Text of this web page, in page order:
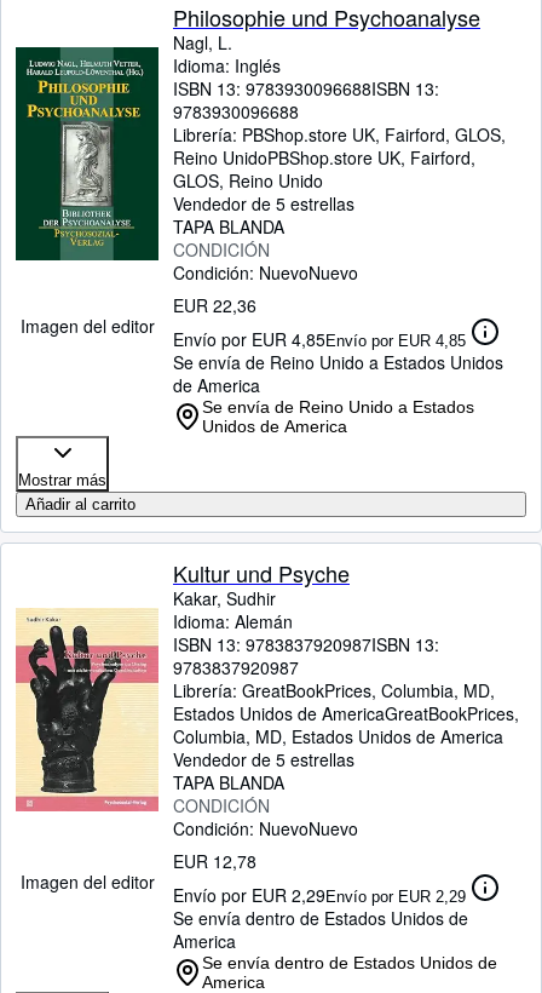
Imagen del editor
Philosophie und Psychoanalyse
Nagl, L.
Idioma: Inglés
ISBN 13: 9783930096688ISBN 13:
9783930096688
Librería: PBShop.store UK, Fairford, GLOS,
Reino UnidoPBShop.store UK, Fairford,
GLOS, Reino Unido
Vendedor de 5 estrellas
TAPA BLANDA
CONDICIÓN
Condición: NuevoNuevo
EUR 22,36
Envío por EUR 4,85Envío por EUR 4,85
Se envía de Reino Unido a Estados Unidos
de America
Se envía de Reino Unido a Estados
Unidos de America
Mostrar más
Añadir al carrito
Imagen del editor
Kultur und Psyche
Kakar, Sudhir
Idioma: Alemán
ISBN 13: 9783837920987ISBN 13:
9783837920987
Librería: GreatBookPrices, Columbia, MD,
Estados Unidos de AmericaGreatBookPrices,
Columbia, MD, Estados Unidos de America
Vendedor de 5 estrellas
TAPA BLANDA
CONDICIÓN
Condición: NuevoNuevo
EUR 12,78
Envío por EUR 2,29Envío por EUR 2,29
Se envía dentro de Estados Unidos de
America
Se envía dentro de Estados Unidos de
America